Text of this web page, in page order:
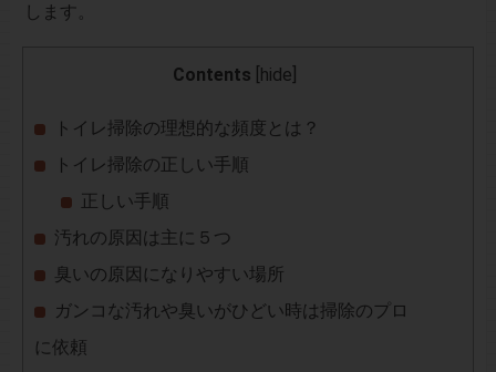
します。
Contents hide
トイレ掃除の理想的な頻度とは？
トイレ掃除の正しい手順
正しい手順
汚れの原因は主に５つ
臭いの原因になりやすい場所
ガンコな汚れや臭いがひどい時は掃除のプロ
に依頼